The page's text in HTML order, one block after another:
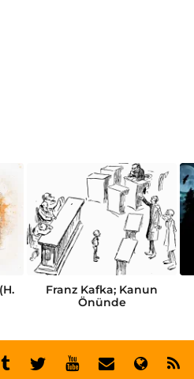
Franz Kafka; Kanun
Önünde